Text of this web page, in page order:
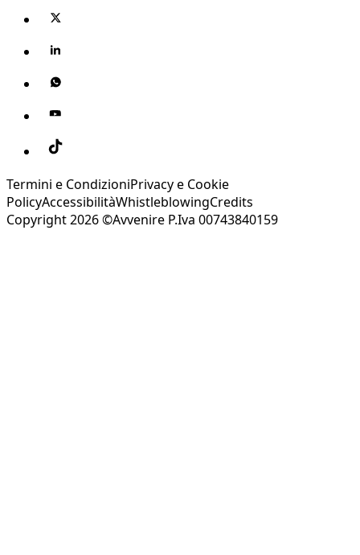
Termini e CondizioniPrivacy e Cookie
PolicyAccessibilitàWhistleblowingCredits
Copyright 2026 ©Avvenire P.Iva 00743840159